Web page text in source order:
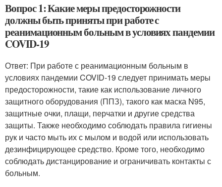
Вопрос 1: Какие меры предосторожности
должны быть приняты при работе с
реанимационным больным в условиях пандемии
COVID-19
Ответ: При работе с реанимационным больным в
условиях пандемии COVID-19 следует принимать меры
предосторожности, такие как использование личного
защитного оборудования (ППЗ), такого как маска N95,
защитные очки, плащи, перчатки и другие средства
защиты. Также необходимо соблюдать правила гигиены
рук и часто мыть их с мылом и водой или использовать
дезинфицирующее средство. Кроме того, необходимо
соблюдать дистанцирование и ограничивать контакты с
больным.